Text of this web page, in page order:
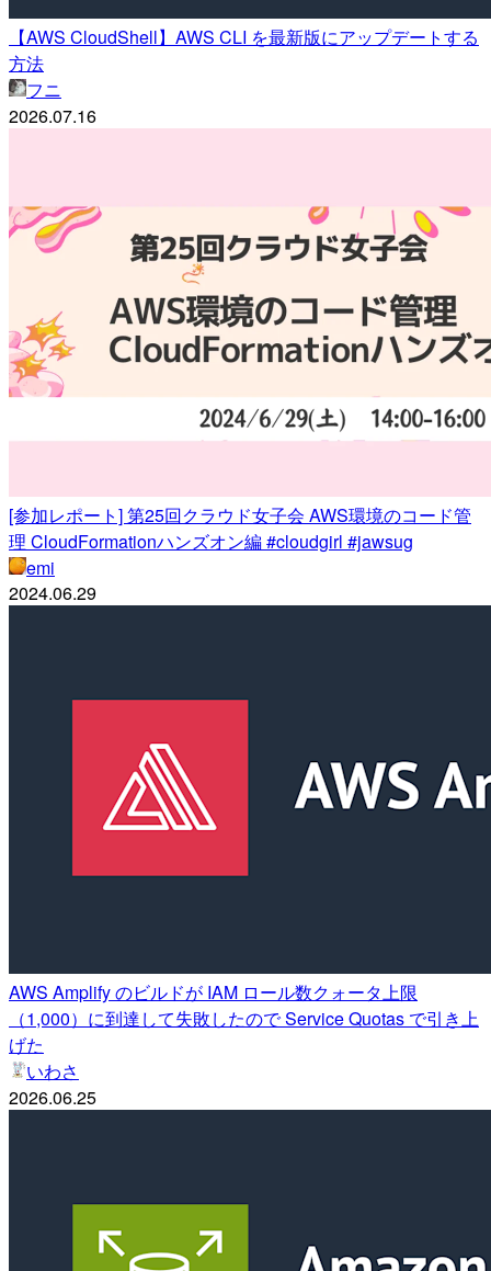
【AWS CloudShell】AWS CLI を最新版にアップデートする
方法
フニ
2026.07.16
[参加レポート] 第25回クラウド女子会 AWS環境のコード管
理 CloudFormationハンズオン編 #cloudgirl #jawsug
emi
2024.06.29
AWS Amplify のビルドが IAM ロール数クォータ上限
（1,000）に到達して失敗したので Service Quotas で引き上
げた
いわさ
2026.06.25